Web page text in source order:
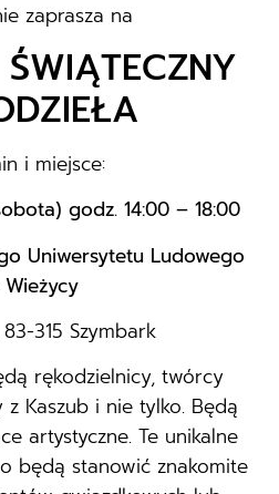
zaprasza na
i miejsce:
godz. 14:00 – 18:00
Uniwersytetu Ludowego
315 Szymbark
rękodzielnicy, twórcy
Kaszub i nie tylko. Będą
artystyczne. Te unikalne
będą stanowić znakomite